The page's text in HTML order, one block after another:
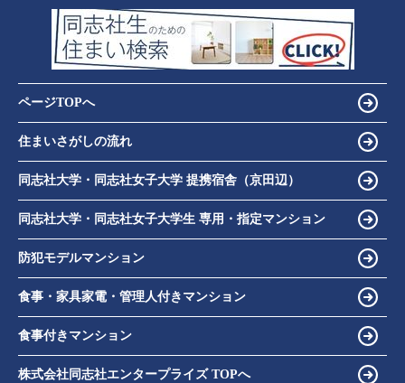
ページTOPへ
住まいさがしの流れ
同志社大学・同志社女子大学 提携宿舎（京田辺）
同志社大学・同志社女子大学生 専用・指定マンション
防犯モデルマンション
食事・家具家電・管理人付きマンション
食事付きマンション
株式会社同志社エンタープライズ TOPへ